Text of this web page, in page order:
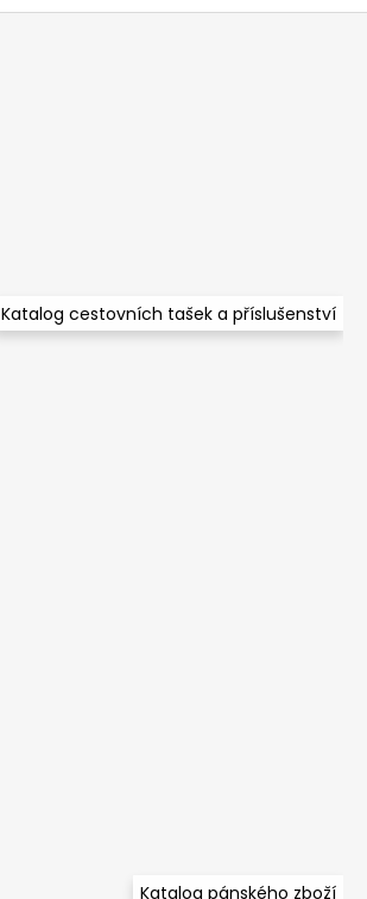
Katalog cestovních tašek a příslušenství
Katalog pánského zboží